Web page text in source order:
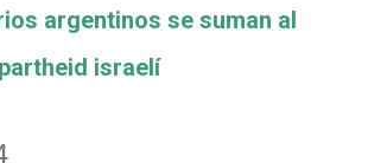
argentinos se suman al
israelí